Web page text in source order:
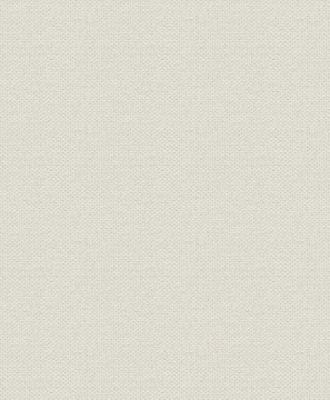
府県別電灯需要 千葉
1887(明治
年
府県別電灯需要 茨城
1887(明
年